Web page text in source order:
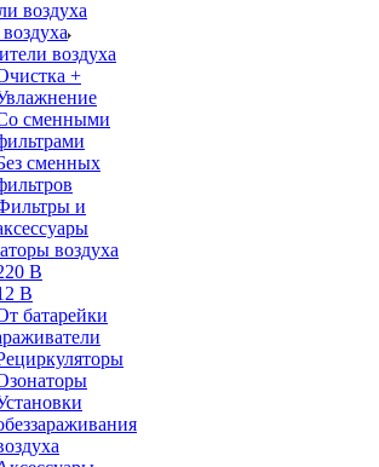
воздуха
+
сменными
сменных
и
воздуха
В
В
батарейки